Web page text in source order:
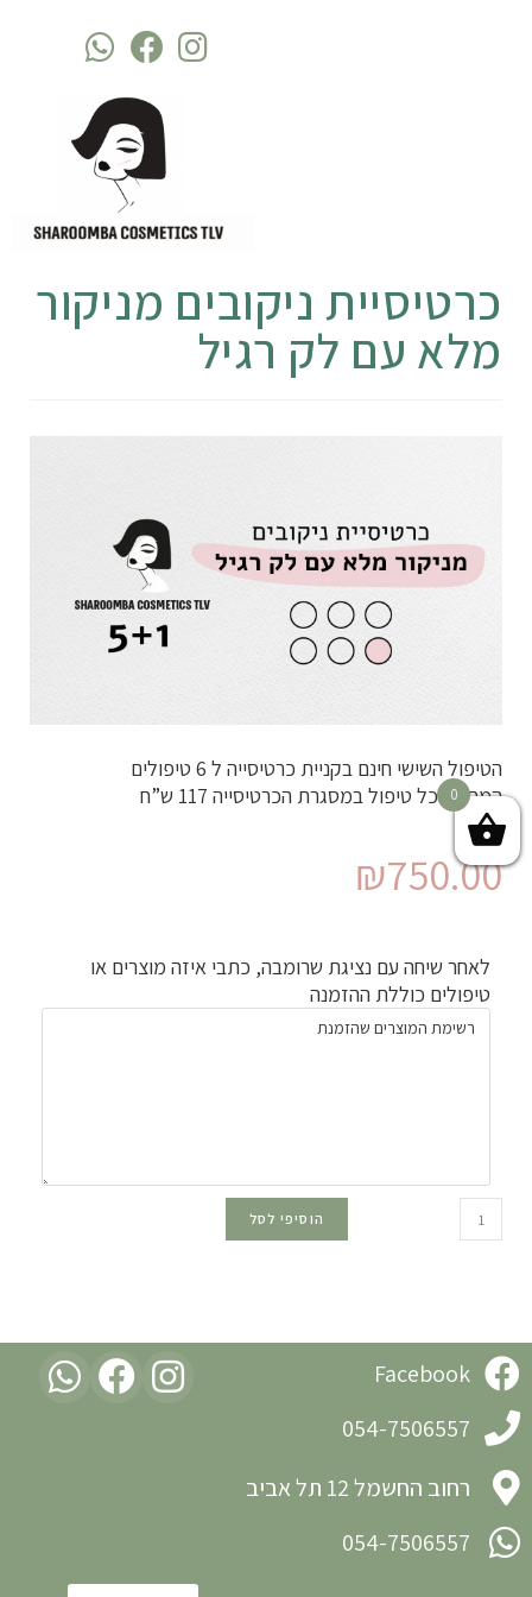
כרטיסיית ניקובים מניקור
מלא עם לק רגיל
הטיפול השישי חינם בקניית כרטיסייה ל 6 טיפולים
המחיר לכל טיפול במסגרת הכרטיסייה 117 ש”ח
₪750.00
לאחר שיחה עם נציגת שרומבה, כתבי איזה מוצרים או
טיפולים כוללת ההזמנה
הוסיפי לסל
Facebook
054-7506557
רחוב החשמל 12 תל אביב
054-7506557
0